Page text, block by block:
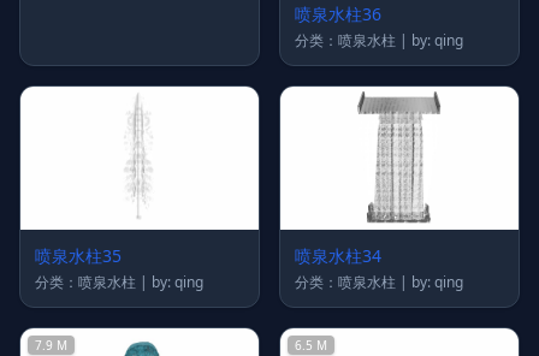
喷泉水柱36
分类：喷泉水柱 | by: qing
喷泉水柱35
分类：喷泉水柱 | by: qing
喷泉水柱34
分类：喷泉水柱 | by: qing
7.9 M 6.5 M